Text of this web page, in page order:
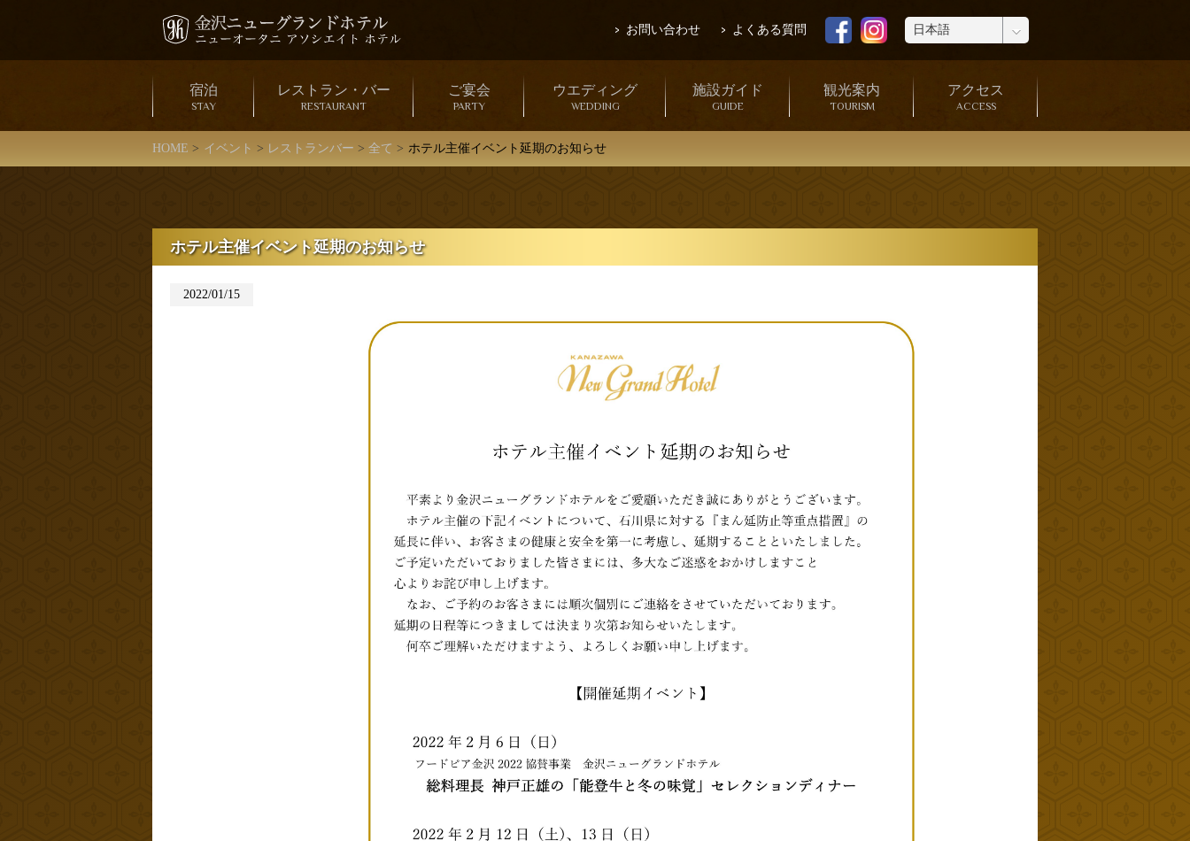
お問い合わせ よくある質問
宿泊
STAY
レストラン・バー
RESTAURANT
ご宴会
PARTY
ウエディング
WEDDING
施設ガイド
GUIDE
観光案内
TOURISM
アクセス
ACCESS
HOME イベント レストランバー 全て ホテル主催イベント延期のお知らせ
ホテル主催イベント延期のお知らせ
2022/01/15